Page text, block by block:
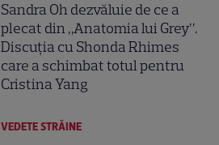
Sandra Oh dezvăluie de ce a
plecat din „Anatomia lui Grey”.
Discuția cu Shonda Rhimes
care a schimbat totul pentru
Cristina Yang
VEDETE STRĂINE